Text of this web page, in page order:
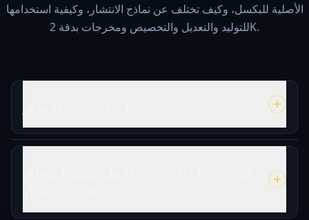
الأصلية للبكسل، وكيف تختلف عن نماذج الانتشار، وكيفية استخدامها
للتوليد والتعديل والتخصيص ومخرجات بدقة 2K.